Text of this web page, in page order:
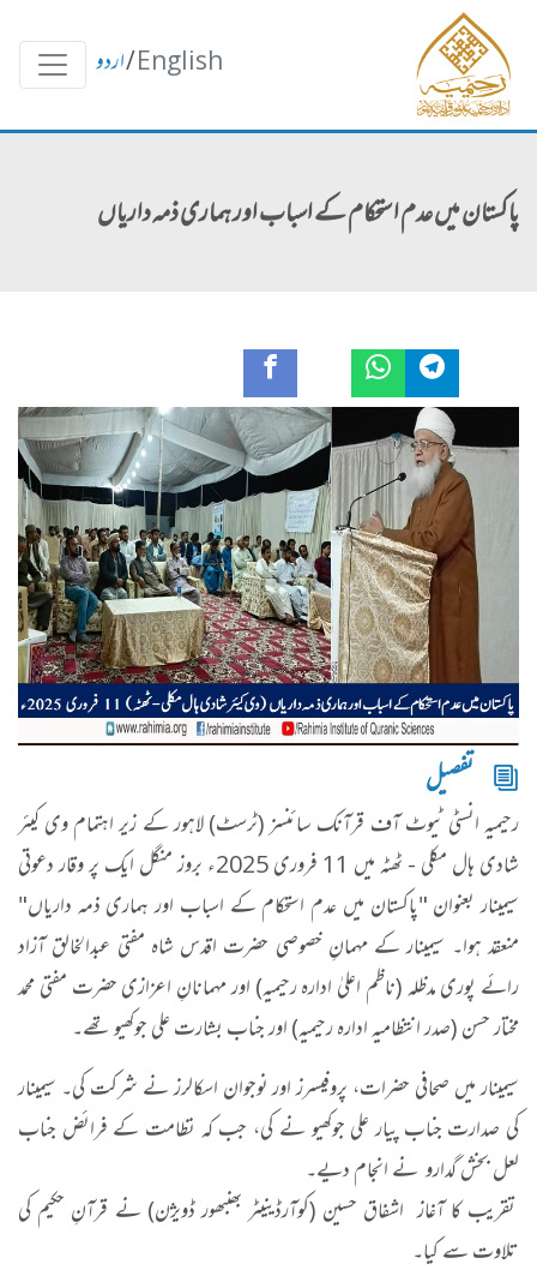
English
/اردو
پاکستان میں عدم استحکام کے اسباب اور ہماری ذمہ داریاں
تفصیل
رحیمیہ انسٹی ٹیوٹ آف قرآنک سائنسز (ٹرسٹ) لاہور کے زیر اہتمام وی کیئر
شادی ہال مکلی - ٹھٹہ میں 11 فروری 2025ء بروز منگل ایک پر وقار دعوتی
سیمینار بعنوان "پاکستان میں عدم استحکام کے اسباب اور ہماری ذمہ داریاں"
منعقد ہوا۔ سیمینار کے مہمانِ خصوصی حضرت اقدس شاہ مفتی عبدالخالق آزاد
رائے پوری مدظلہ (ناظم اعلیٰ ادارہ رحیمیہ) اور مہمانانِ اعزازی حضرت مفتی محمد
مختار حسن (صدر انتظامیہ ادارہ رحیمیہ) اور جناب بشارت علی جوکھیو تھے۔
سیمینار میں صحافی حضرات، پروفیسرز اور نوجوان اسکالرز نے شرکت کی۔ سیمینار
کی صدارت جناب پیار علی جوکھیو نے کی، جب کہ نظامت کے فرائض جناب
لعل بخش گدارو نے انجام دیے۔
تقریب کا آغاز اشفاق حسین (کوآرڈینیٹر بھنبھور ڈویژن) نے قرآنِ حکیم کی
تلاوت سے کیا۔